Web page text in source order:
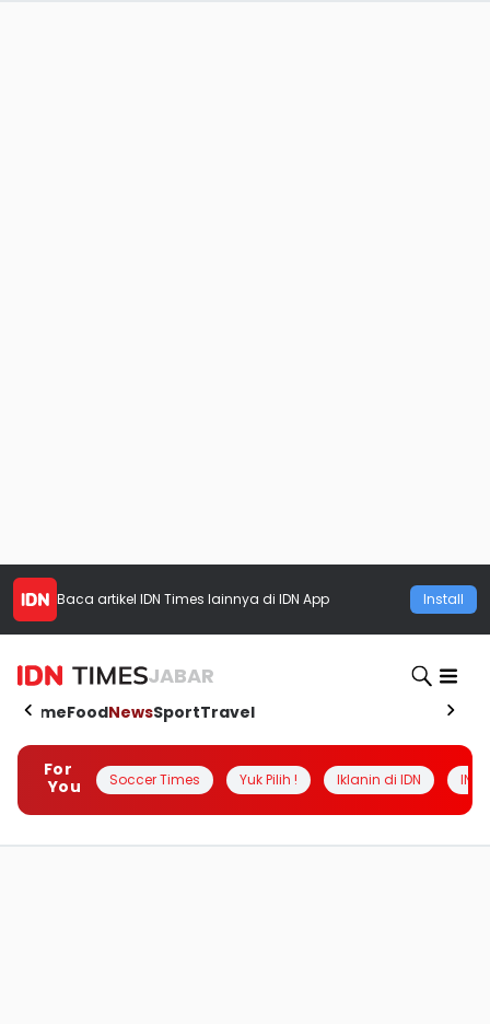
Baca artikel IDN Times lainnya di IDN App Install
JABAR
HomeFoodNewsSportTravel
For
You
Soccer Times Yuk Pilih ! Iklanin di IDN